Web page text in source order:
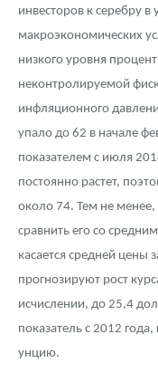
инвесторов к серебру в
макроэкономических
низкого уровня
неконтролируемой
инфляционного
упало до 62 в начале
показателем с июля
постоянно растет,
около 74. Тем не менее,
сравнить его со
касается средней цены
прогнозируют рост
исчислении, до 25,4
показатель с 2012
унцию.